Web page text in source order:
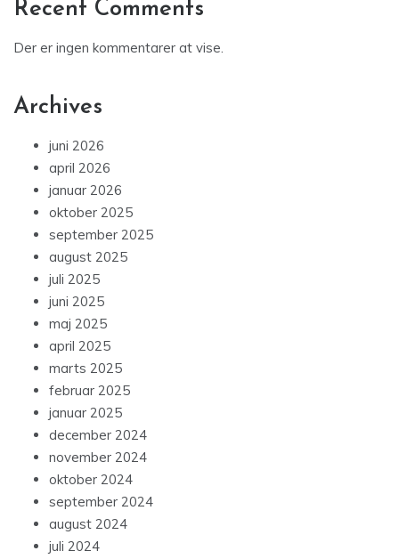
Recent Comments
Der er ingen kommentarer at vise.
Archives
juni 2026
april 2026
januar 2026
oktober 2025
september 2025
august 2025
juli 2025
juni 2025
maj 2025
april 2025
marts 2025
februar 2025
januar 2025
december 2024
november 2024
oktober 2024
september 2024
august 2024
juli 2024